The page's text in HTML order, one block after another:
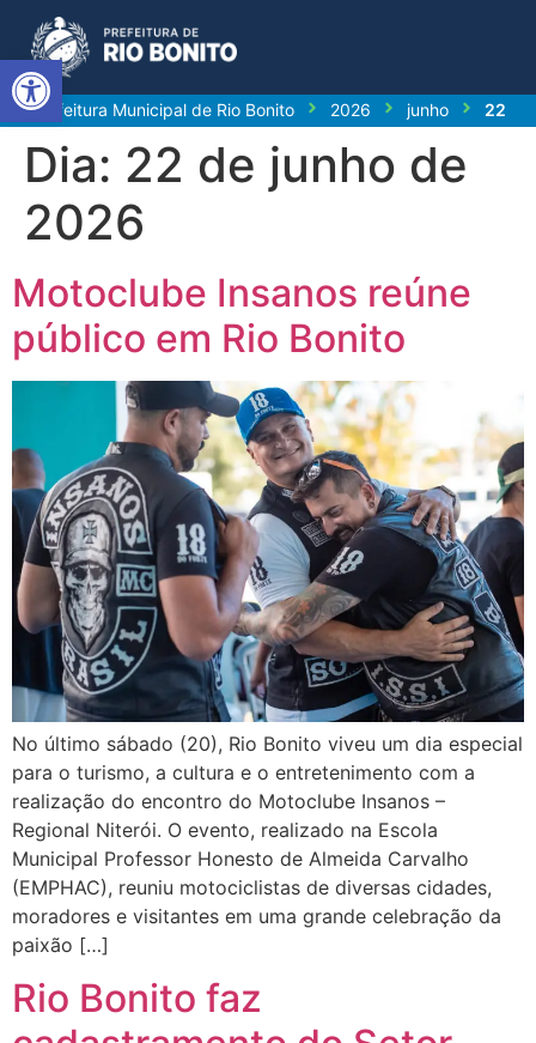
Abrir a barra de ferramentas
Prefeitura Municipal de Rio Bonito 2026 junho 22
Dia: 22 de junho de
2026
Motoclube Insanos reúne
público em Rio Bonito
No último sábado (20), Rio Bonito viveu um dia especial
para o turismo, a cultura e o entretenimento com a
realização do encontro do Motoclube Insanos –
Regional Niterói. O evento, realizado na Escola
Municipal Professor Honesto de Almeida Carvalho
(EMPHAC), reuniu motociclistas de diversas cidades,
moradores e visitantes em uma grande celebração da
paixão […]
Rio Bonito faz